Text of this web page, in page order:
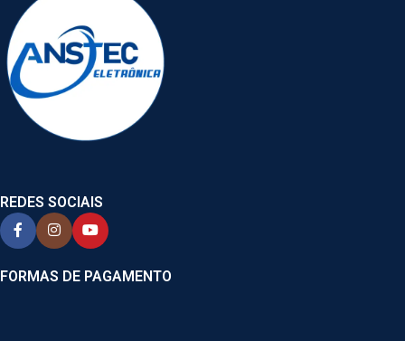
REDES SOCIAIS
FORMAS DE PAGAMENTO